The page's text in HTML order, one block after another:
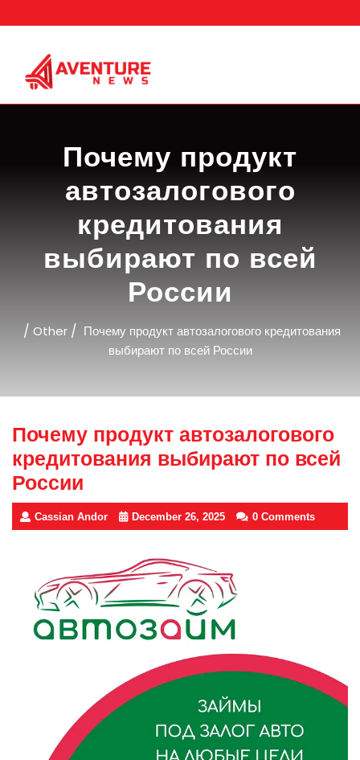
to
Почему продукт
автозалогового
кредитования
выбирают по всей
России
/ Other/ Почему продукт автозалогового кредитования
выбирают по всей России
Почему продукт автозалогового
кредитования выбирают по всей
России
Cassian Andor December 26, 2025 0 Comments